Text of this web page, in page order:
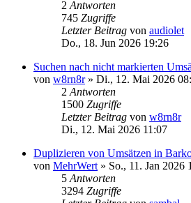
2 Antworten
745 Zugriffe
Letzter Beitrag von audiolet
Do., 18. Jun 2026 19:26
Suchen nach nicht markierten
von w8rn8r» Di., 12. Mai 2026
2 Antworten
1500 Zugriffe
Letzter Beitrag von w8rn8r
Di., 12. Mai 2026 11:07
Duplizieren von Umsätzen in
von MehrWert » So., 11. Jan 2026
5 Antworten
3294 Zugriffe